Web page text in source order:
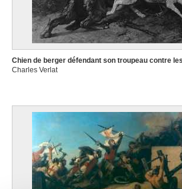
Haarlem (Pays-Bas) 1629 - 1684
van Bergen Thé
Achterveld (Pays-Bas) 1946
Van Beurden Alfons
Anvers 1854 - 1938
van Beyeren Abraham
La Haye (Pays-Bas) 1620/21 - Overschie /
Van Beylen Victor
Anvers 1897 - 1970
Van Biesbroeck Louis-Pierre
Gand 1839 - Bruxelles 1919
Chien de berger défendant son troupeau contre
Charles Verlat